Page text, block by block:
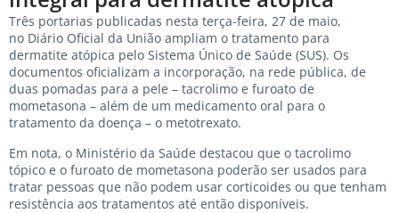
Três portarias publicadas nesta terça-feira, 27 de maio,
no Diário Oficial da União ampliam o tratamento para
dermatite atópica pelo Sistema Único de Saúde (SUS). Os
documentos oficializam a incorporação, na rede pública, de
duas pomadas para a pele – tacrolimo e furoato de
mometasona – além de um medicamento oral para o
tratamento da doença – o metotrexato.
Em nota, o Ministério da Saúde destacou que o tacrolimo
tópico e o furoato de mometasona poderão ser usados para
tratar pessoas que não podem usar corticoides ou que tenham
resistência aos tratamentos até então disponíveis.